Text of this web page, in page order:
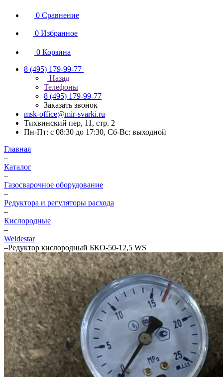
0 Сравнение
0 Избранное
0 Корзина
8 (495) 179-99-77
Назад
Телефоны
8 (495) 179-99-77
Заказать звонок
msk-office@mir-svarki.ru
Тихвинский пер, 11, стр. 2
Пн-Пт: с 08:30 до 17:30, Сб-Вс: выходной
Главная
–
Каталог
–
Газосварочное оборудование
–
Редуктора и регуляторы расхода
–
Кислородные
–
Weldestar
–Редуктор кислородный БКО-50-12,5 WS